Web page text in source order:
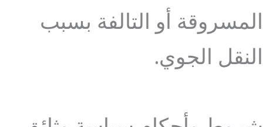
المسروقة أو التالفة بسبب
النقل الجوي.